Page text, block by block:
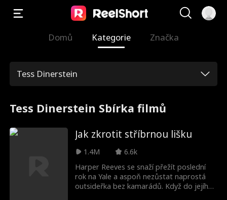
Domů Kategorie Značka
Tess Dinerstein
Tess Dinerstein Sbírka filmů
Jak zkrotit stříbrnou lišku
1.4M
6.6k
Harper Reeves se snaží přežít poslední
rok na Yale a aspoň nezůstat naprostá
outsideřka bez kamarádů. Když do jejího